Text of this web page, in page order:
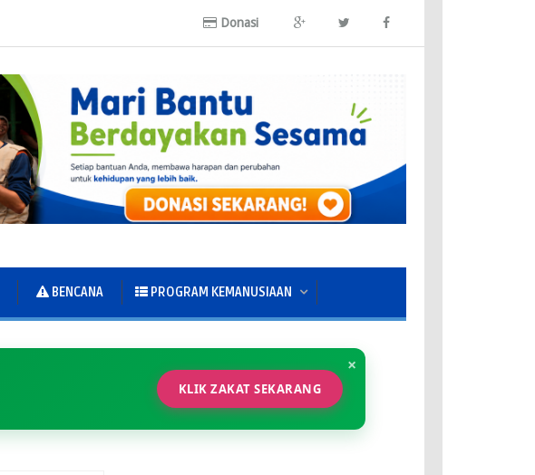
Donasi
BENCANA PROGRAM KEMANUSIAAN
×
KLIK ZAKAT SEKARANG